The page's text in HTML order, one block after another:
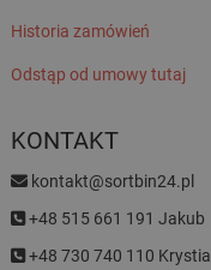
Historia zamówień
Odstąp od umowy tutaj
KONTAKT
kontakt@sortbin24.pl
+48 515 661 191 Jakub
+48 730 740 110